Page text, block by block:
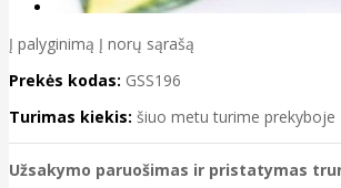
Į palyginimą Į norų sąrašą
Prekės kodas: GSS196
Turimas kiekis: šiuo metu turime prekyboje
Užsakymo paruošimas ir pristatymas